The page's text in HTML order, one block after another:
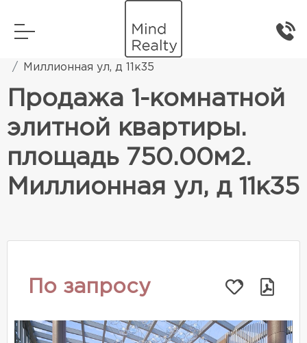
Элитная жилая недвижимость
Миллионная ул, д 11к35
Продажа 1-комнатной
элитной квартиры.
площадь 750.00м2.
Миллионная ул, д 11к35
По запросу